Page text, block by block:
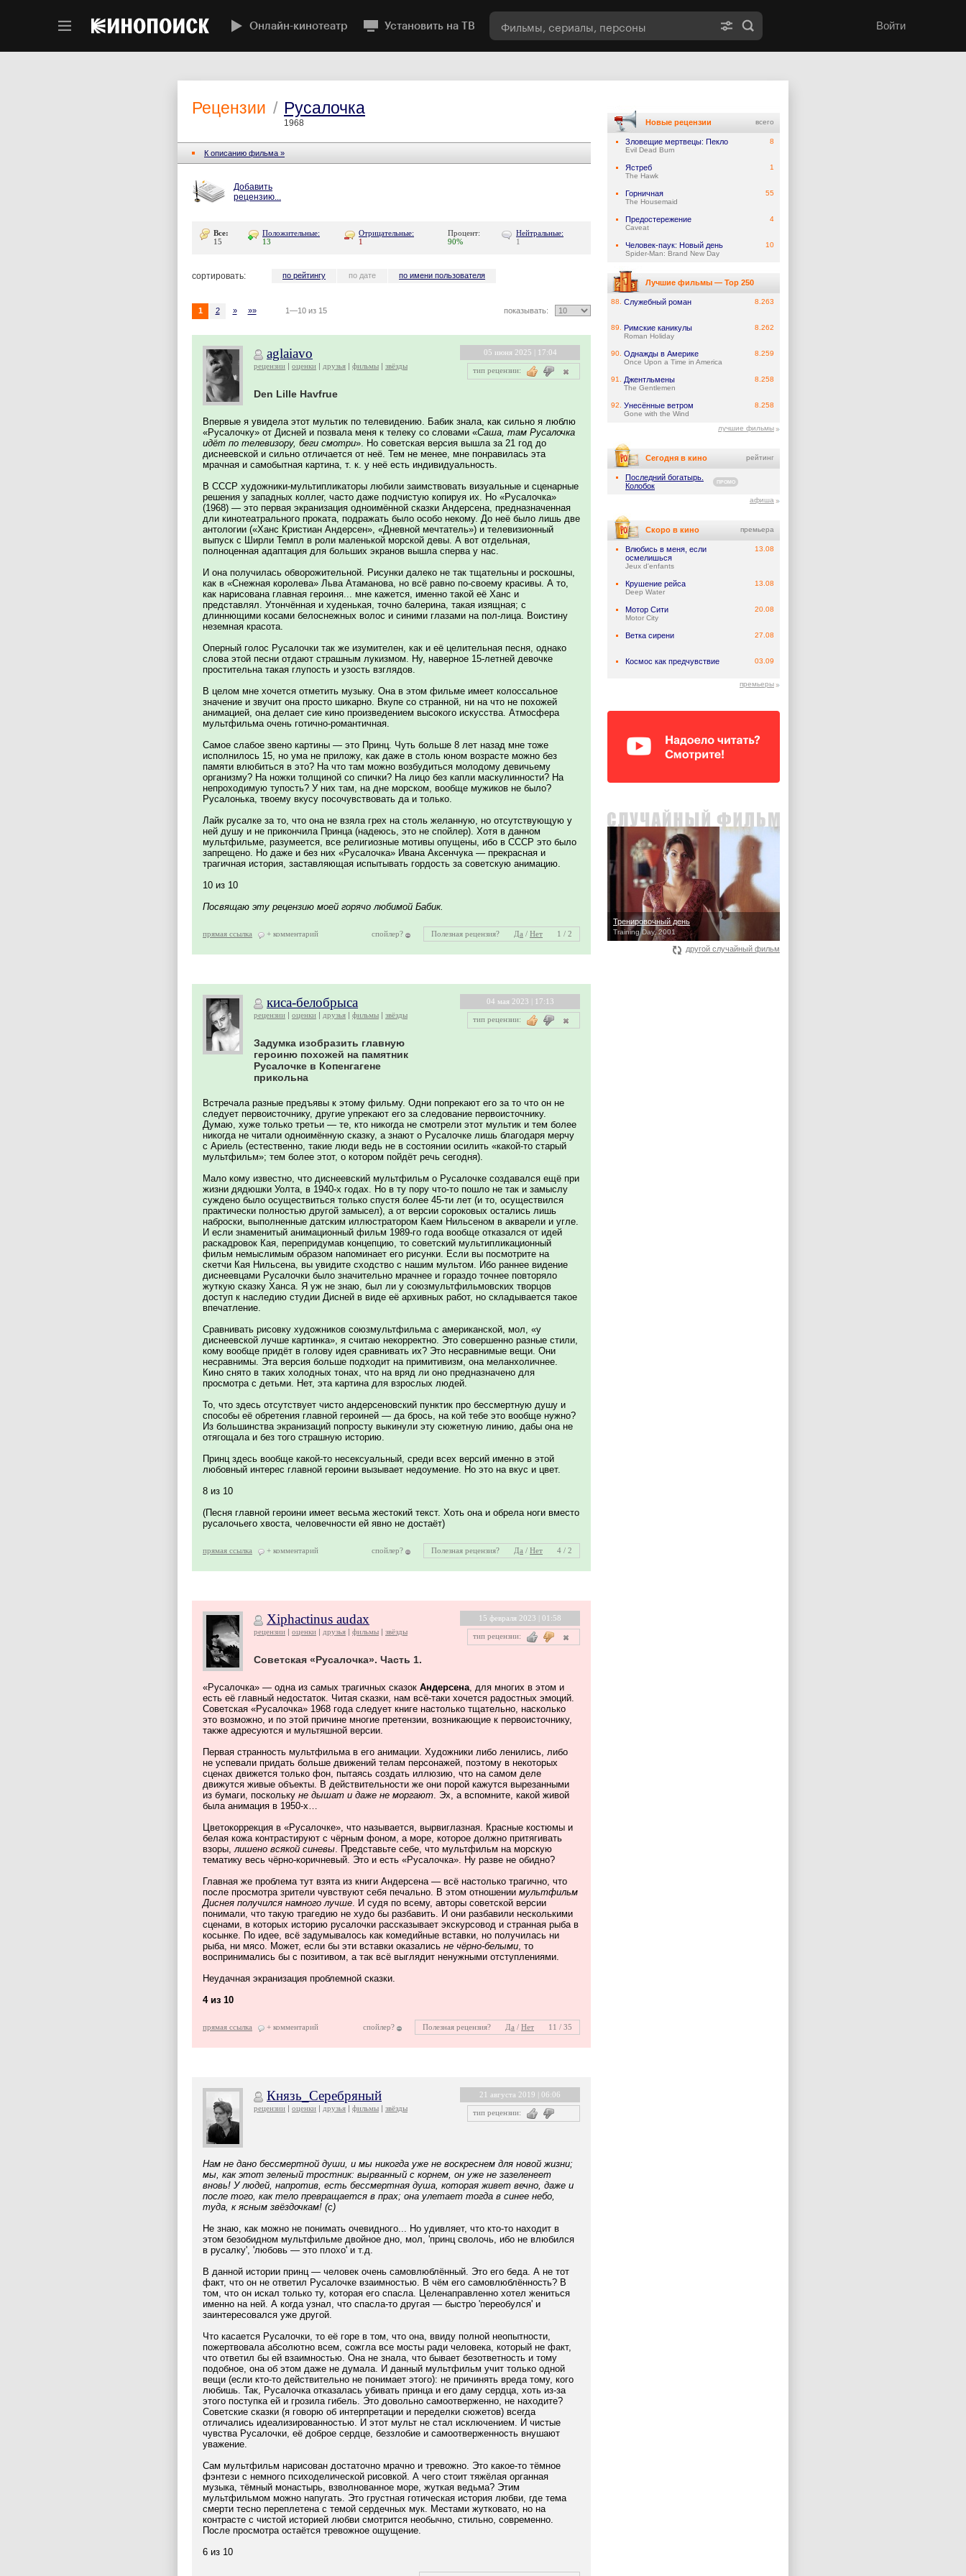
Онлайн-кинотеатр Установить на ТВ Войти
Рецензии / Русалочка
1968
К описанию фильма »
Добавить
рецензию...
Все:
15
Положительные:
13
Отрицательные:
1
Процент:
90%
Нейтральные:
1
сортировать: по рейтингу по дате по имени пользователя
показывать:
1 2 » »» 1—10 из 15
aglaiavo
рецензии оценки друзья фильмы звёзды
Den Lille Havfrue
Впервые я увидела этот мультик по телевидению. Бабик знала, как сильно я люблю
«Русалочку» от Дисней и позвала меня к телеку со словами «Саша, там Русалочка
идёт по телевизору, беги смотри». Но советская версия вышла за 21 год до
диснеевской и сильно отличается от неё. Тем не менее, мне понравилась эта
мрачная и самобытная картина, т. к. у неё есть индивидуальность.
В СССР художники-мультипликаторы любили заимствовать визуальные и сценарные
решения у западных коллег, часто даже подчистую копируя их. Но «Русалочка»
(1968) — это первая экранизация одноимённой сказки Андерсена, предназначенная
дли кинотеатрального проката, подражать было особо некому. До неё было лишь две
антологии («Ханс Кристиан Андерсен», «Дневной мечтатель») и телевизионный
выпуск с Ширли Темпл в роли маленькой морской девы. А вот отдельная,
полноценная адаптация для больших экранов вышла сперва у нас.
И она получилась обворожительной. Рисунки далеко не так тщательны и роскошны,
как в «Снежная королева» Льва Атаманова, но всё равно по-своему красивы. А то,
как нарисована главная героиня... мне кажется, именно такой её Ханс и
представлял. Утончённая и худенькая, точно балерина, такая изящная; с
длиннющими косами белоснежных волос и синими глазами на пол-лица. Воистину
неземная красота.
Оперный голос Русалочки так же изумителен, как и её целительная песня, однако
слова этой песни отдают страшным лукизмом. Ну, наверное 15-летней девочке
простительна такая глупость и узость взглядов.
В целом мне хочется отметить музыку. Она в этом фильме имеет колоссальное
значение и звучит она просто шикарно. Вкупе со странной, ни на что не похожей
анимацией, она делает сие кино произведением высокого искусства. Атмосфера
мультфильма очень готично-романтичная.
Самое слабое звено картины — это Принц. Чуть больше 8 лет назад мне тоже
исполнилось 15, но ума не приложу, как даже в столь юном возрасте можно без
памяти влюбиться в это? На что там можно возбудиться молодому девичьему
организму? На ножки толщиной со спички? На лицо без капли маскулинности? На
непроходимую тупость? У них там, на дне морском, вообще мужиков не было?
Русалонька, твоему вкусу посочувствовать да и только.
Лайк русалке за то, что она не взяла грех на столь желанную, но отсутствующую у
ней душу и не прикончила Принца (надеюсь, это не спойлер). Хотя в данном
мультфильме, разумеется, все религиозные мотивы опущены, ибо в СССР это было
запрещено. Но даже и без них «Русалочка» Ивана Аксенчука — прекрасная и
трагичная история, заставляющая испытывать гордость за советскую анимацию.
10 из 10
Посвящаю эту рецензию моей горячо любимой Бабик.
прямая ссылка + комментарий Полезная рецензия?
спойлер? Да / Нет 1 / 2
05 июня 2025 | 17:04
тип рецензии:
киса-белобрыса
рецензии оценки друзья фильмы звёзды
Задумка изобразить главную
героиню похожей на памятник
Русалочке в Копенгагене
прикольна
Встречала разные предъявы к этому фильму. Одни попрекают его за то что он не
следует первоисточнику, другие упрекают его за следование первоисточнику.
Думаю, хуже только третьи — те, кто никогда не смотрели этот мультик и тем более
никогда не читали одноимённую сказку, а знают о Русалочке лишь благодаря мерчу
с Ариель (естественно, такие люди ведь не в состоянии осилить «какой-то старый
мультфильм»; тем более этот, о котором пойдёт речь сегодня).
Мало кому известно, что диснеевский мультфильм о Русалочке создавался ещё при
жизни дядюшки Уолта, в 1940-х годах. Но в ту пору что-то пошло не так и замыслу
суждено было осуществиться только спустя более 45-ти лет (и то, осуществился
практически полностью другой замысел), а от версии сороковых остались лишь
наброски, выполненные датским иллюстратором Каем Нильсеном в акварели и угле.
И если знаменитый анимационный фильм 1989-го года вообще отказался от идей
раскадровок Кая, перепридумав концепцию, то советский мультипликационный
фильм немыслимым образом напоминает его рисунки. Если вы посмотрите на
скетчи Кая Нильсена, вы увидите сходство с нашим мультом. Ибо раннее видение
диснеевцами Русалочки было значительно мрачнее и гораздо точнее повторяло
жуткую сказку Ханса. Я уж не знаю, был ли у союзмультфильмовских творцов
доступ к наследию студии Дисней в виде её архивных работ, но складывается такое
впечатление.
Сравнивать рисовку художников союзмультфильма с американской, мол, «у
диснеевской лучше картинка», я считаю некорректно. Это совершенно разные стили,
кому вообще придёт в голову идея сравнивать их? Это несравнимые вещи. Они
несравнимы. Эта версия больше подходит на примитивизм, она меланхоличнее.
Кино снято в таких холодных тонах, что на вряд ли оно предназначено для
просмотра с детьми. Нет, эта картина для взрослых людей.
То, что здесь отсутствует чисто андерсеновский пунктик про бессмертную душу и
способы её обретения главной героиней — да брось, на кой тебе это вообще нужно?
Из большинства экранизаций попросту выкинули эту сюжетную линию, дабы она не
отягощала и без того страшную историю.
Принц здесь вообще какой-то несексуальный, среди всех версий именно в этой
любовный интерес главной героини вызывает недоумение. Но это на вкус и цвет.
8 из 10
(Песня главной героини имеет весьма жестокий текст. Хоть она и обрела ноги вместо
русалочьего хвоста, человечности ей явно не достаёт)
прямая ссылка + комментарий Полезная рецензия?
спойлер? Да / Нет 4 / 2
04 мая 2023 | 17:13
тип рецензии:
Xiphactinus audax
рецензии оценки друзья фильмы звёзды
Советская «Русалочка». Часть 1.
«Русалочка» — одна из самых трагичных сказок Андерсена, для многих в этом и
есть её главный недостаток. Читая сказки, нам всё-таки хочется радостных эмоций.
Советская «Русалочка» 1968 года следует книге настолько тщательно, насколько
это возможно, и по этой причине многие претензии, возникающие к первоисточнику,
также адресуются и мультяшной версии.
Первая странность мультфильма в его анимации. Художники либо ленились, либо
не успевали придать больше движений телам персонажей, поэтому в некоторых
сценах движется только фон, пытаясь создать иллюзию, что на самом деле
движутся живые объекты. В действительности же они порой кажутся вырезанными
из бумаги, поскольку не дышат и даже не моргают. Эх, а вспомните, какой живой
была анимация в 1950-х…
Цветокоррекция в «Русалочке», что называется, вырвиглазная. Красные костюмы и
белая кожа контрастируют с чёрным фоном, а море, которое должно притягивать
взоры,лишено всякой синевы. Представьте себе, что мультфильм на морскую
тематику весь чёрно-коричневый. Это и есть «Русалочка». Ну разве не обидно?
Главная же проблема тут взята из книги Андерсена — всё настолько трагично, что
после просмотра зрители чувствуют себя печально. В этом отношении мультфильм
Диснея получился намного лучше. И судя по всему, авторы советской версии
понимали, что такую трагедию не худо бы разбавить. И они разбавили несколькими
сценами, в которых историю русалочки рассказывает экскурсовод и странная рыба в
косынке. По идее, всё задумывалось как комедийные вставки, но получилась ни
рыба, ни мясо. Может, если бы эти вставки оказались не чёрно-белыми, то
воспринимались бы с позитивом, а так всё выглядит ненужными отступлениями.
Неудачная экранизация проблемной сказки.
4 из 10
прямая ссылка + комментарий Полезная рецензия?
спойлер? Да / Нет 11 / 35
15 февраля 2023 | 01:58
тип рецензии:
Князь_Серебряный
рецензии оценки друзья фильмы звёзды
Нам не дано бессмертной души, и мы никогда уже не воскреснем для новой жизни;
мы, как этот зеленый тростник: вырванный с корнем, он уже не зазеленеет
вновь! У людей, напротив, есть бессмертная душа, которая живет вечно, даже и
после того, как тело превращается в прах; она улетает тогда в синее небо,
туда, к ясным звёздочкам! (с)
Не знаю, как можно не понимать очевидного... Но удивляет, что кто-то находит в
этом безобидном мультфильме двойное дно, мол, 'принц сволочь, ибо не влюбился
в русалку', 'любовь — это плохо' и т.д.
В данной истории принц — человек очень самовлюблённый. Это его беда. А не тот
факт, что он не ответил Русалочке взаимностью. В чём его самовлюблённость? В
том, что он искал только ту, которая его спасла. Целенаправленно хотел жениться
именно на ней. А когда узнал, что спасла-то другая — быстро 'переобулся' и
заинтересовался уже другой.
Что касается Русалочки, то её горе в том, что она, ввиду полной неопытности,
пожертвовала абсолютно всем, сожгла все мосты ради человека, который не факт,
что ответил бы ей взаимностью. Она не знала, что бывает безответность и тому
подобное, она об этом даже не думала. И данный мультфильм учит только одной
вещи (если кто-то действительно не понимает этого): не причинять вреда тому, кого
любишь. Так, Русалочка отказалась убивать принца и его даму сердца, хоть из-за
этого поступка ей и грозила гибель. Это довольно самоотверженно, не находите?
Советские сказки (я говорю об интерпретации и переделки сюжетов) всегда
отличались идеализированностью. И этот мульт не стал исключением. И чистые
чувства Русалочки, её доброе сердце, беззлобие и самоотверженность внушают
уважение.
Сам мультфильм нарисован достаточно мрачно и тревожно. Это какое-то тёмное
фэнтези с немного психоделической рисовкой. А чего стоит тяжёлая органная
музыка, тёмный монастырь, взволнованное море, жуткая ведьма? Этим
мультфильмом можно напугать. Это грустная готическая история любви, где тема
смерти тесно переплетена с темой сердечных мук. Местами жутковато, но на
контрасте с чистой историей любви смотрится необычно, стильно, современно.
После просмотра остаётся тревожное ощущение.
6 из 10
21 августа 2019 | 06:06
тип рецензии:
Новые рецензии всего
Зловещие мертвецы: Пекло
Evil Dead Burn
8
Ястреб
The Hawk
1
Горничная
The Housemaid
55
Предостережение
Caveat
4
Человек-паук: Новый день
Spider-Man: Brand New Day
10
Лучшие фильмы — Top 250
88. Служебный роман 8.263
89. Римские каникулы
Roman Holiday
8.262
90. Однажды в Америке
Once Upon a Time in America
8.259
91. Джентльмены
The Gentlemen
8.258
92. Унесённые ветром
Gone with the Wind
8.258
лучшие фильмы
Сегодня в кино рейтинг
Последний богатырь.
Колобок
ПРОМО
афиша
Скоро в кино премьера
Влюбись в меня, если
осмелишься
Jeux d'enfants
13.08
Крушение рейса
Deep Water
13.08
Мотор Сити
Motor City
20.08
Ветка сирени 27.08
Космос как предчувствие 03.09
премьеры
Тренировочный день
Training Day, 2001
другой случайный фильм